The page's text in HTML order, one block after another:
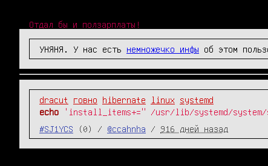
Отдал бы и ползарплаты!
УНЯНЯ. У нас есть немножечко инфы об этом
dracut говно hibernate linux
systemd
echo
'install_items+=" /usr/lib/systemd/system/
#SJ1YCS
(0) / @ccahnha / 916 дней назад